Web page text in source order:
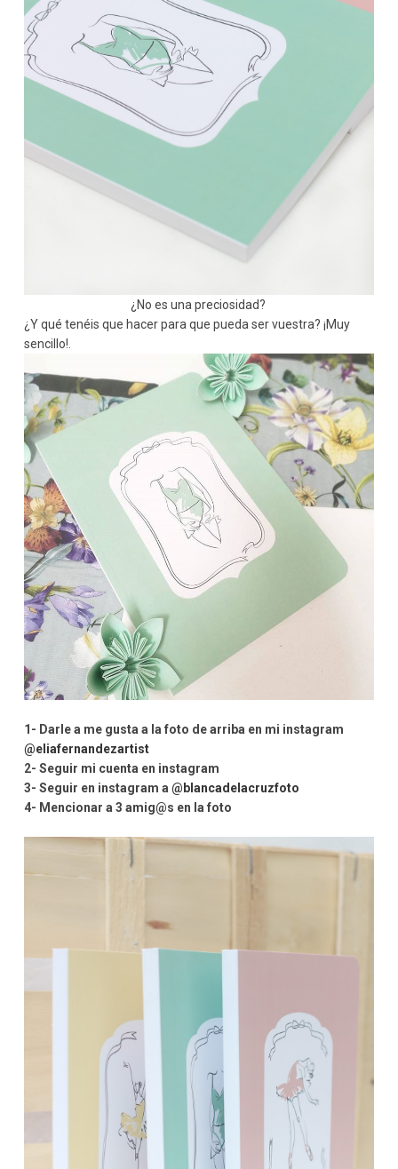
¿No es una preciosidad?
¿Y qué tenéis que hacer para que pueda ser vuestra? ¡Muy
sencillo!.
1- Darle a me gusta a la foto de arriba en mi instagram
@eliafernandezartist
2- Seguir mi cuenta en instagram
3- Seguir en instagram a @blancadelacruzfoto
4- Mencionar a 3 amig@s en la foto